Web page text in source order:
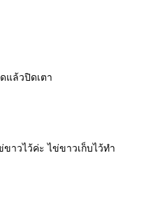
แล้วปิดเตา
าวไว้ค่ะ ไข่ขาวเก็บไว้ทำ